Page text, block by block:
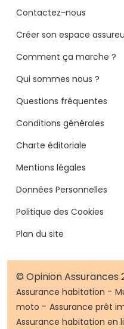
Contactez-nous
Créer son espace
Comment ça marche ?
Qui sommes nous ?
Questions fréquentes
Conditions générales
Charte éditoriale
Mentions légales
Données Personnelles
Politique des Cookies
Plan du site
© Opinion Assurances
Assurance habitation -
moto - Assurance prêt
Assurance habitation en